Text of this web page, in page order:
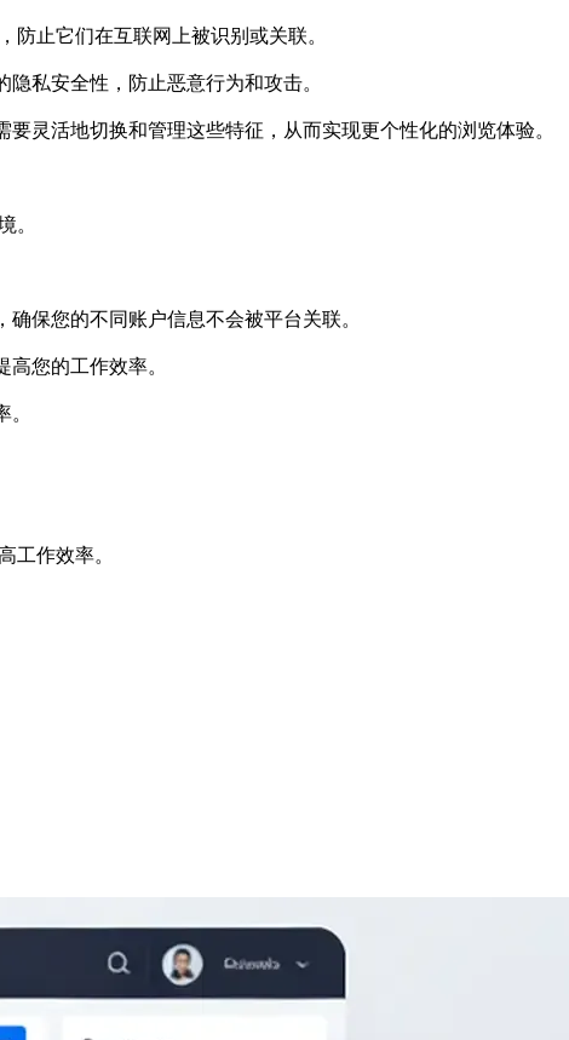
止它们在互联网上被识别或关联。
私安全性，防止恶意行为和攻击。
活地切换和管理这些特征，从而实现更个性化的浏览体验。
。
保您的不同账户信息不会被平台关联。
您的工作效率。
作效率。